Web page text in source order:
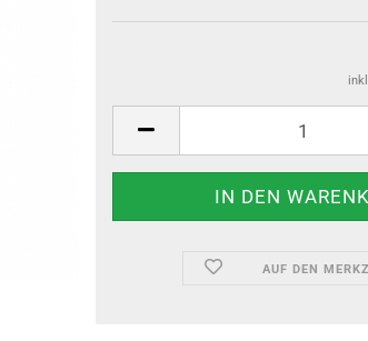
AUF DEN